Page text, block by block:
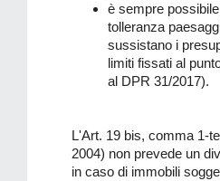
è sempre
tolleranza
sussistano i
limiti fissati al
al DPR 31/
L'Art. 19 bis, comma 1-
2004) non prevede un
in caso di immobili